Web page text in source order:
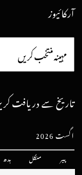
آرکائیوز
تاریخ سے دریافت
اگست 2026
پیر منگل بدھ